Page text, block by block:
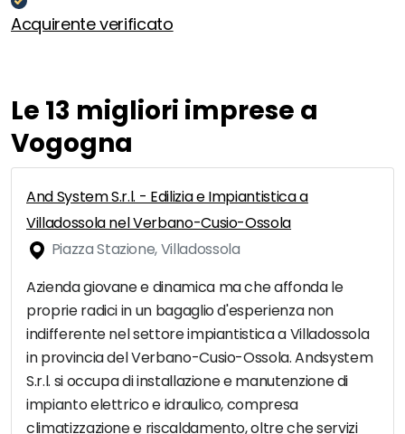
Acquirente verificato
Le 13 migliori imprese a
Vogogna
And System S.r.l. - Edilizia e Impiantistica a
Villadossola nel Verbano-Cusio-Ossola
Piazza Stazione, Villadossola
Azienda giovane e dinamica ma che affonda le
proprie radici in un bagaglio d'esperienza non
indifferente nel settore impiantistica a Villadossola
in provincia del Verbano-Cusio-Ossola. Andsystem
S.r.l. si occupa di installazione e manutenzione di
impianto elettrico e idraulico, compresa
climatizzazione e riscaldamento, oltre che servizi